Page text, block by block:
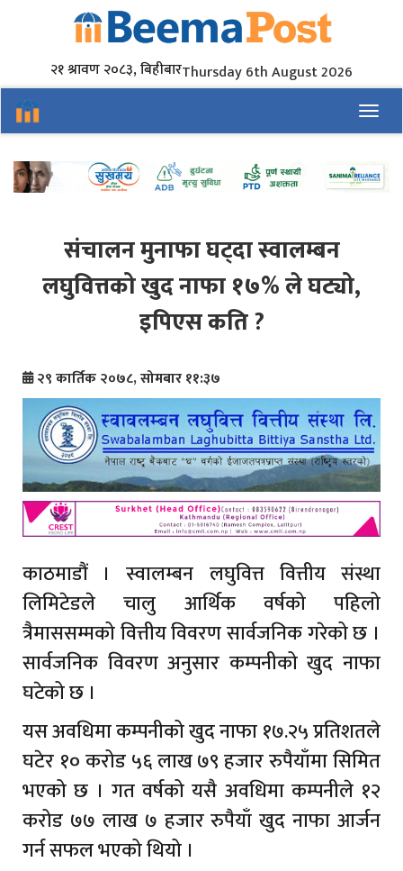
२१ श्रावण २०८३, बिहीबारThursday 6th August 2026
संचालन मुनाफा घट्दा स्वालम्बन
लघुवित्तको खुद नाफा १७% ले घट्यो,
इपिएस कति ?
२९ कार्तिक २०७८, सोमबार ११:३७
काठमाडौं । स्वालम्बन लघुवित्त वित्तीय संस्था
लिमिटेडले चालु आर्थिक वर्षको पहिलो
त्रैमाससम्मको वित्तीय विवरण सार्वजनिक गरेको छ ।
सार्वजनिक विवरण अनुसार कम्पनीको खुद नाफा
घटेको छ ।
यस अवधिमा कम्पनीको खुद नाफा १७.२५ प्रतिशतले
घटेर १० करोड ५६ लाख ७९ हजार रुपैयाँमा सिमित
भएको छ । गत वर्षको यसै अवधिमा कम्पनीले १२
करोड ७७ लाख ७ हजार रुपैयाँ खुद नाफा आर्जन
गर्न सफल भएको थियो ।